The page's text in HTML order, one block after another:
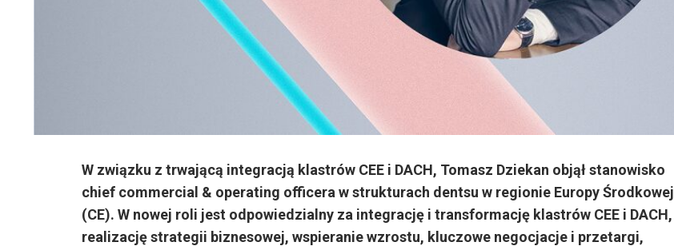
W związku z trwającą integracją klastrów CEE i DACH, Tomasz Dziekan objął stanowisko
chief commercial & operating officera w strukturach dentsu w regionie Europy Środkowej
(CE). W nowej roli jest odpowiedzialny za integrację i transformację klastrów CEE i DACH,
realizację strategii biznesowej, wspieranie wzrostu, kluczowe negocjacje i przetargi,